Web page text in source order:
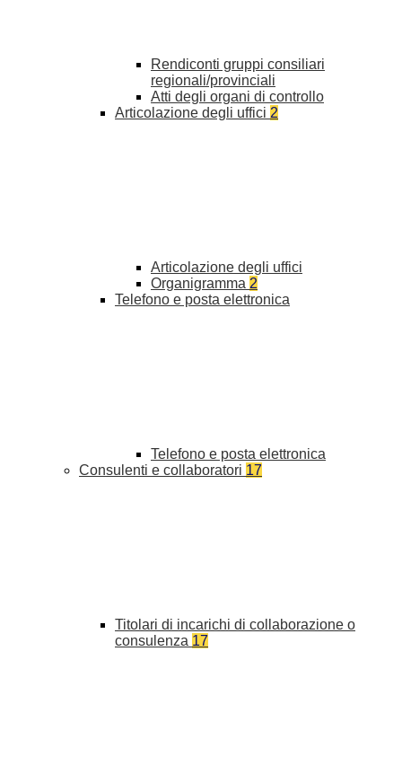
Rendiconti gruppi consiliari
regionali/provinciali
Atti degli organi di controllo
Articolazione degli uffici 2
Articolazione degli uffici
Organigramma 2
Telefono e posta elettronica
Telefono e posta elettronica
Consulenti e collaboratori 17
Titolari di incarichi di collaborazione o
consulenza 17